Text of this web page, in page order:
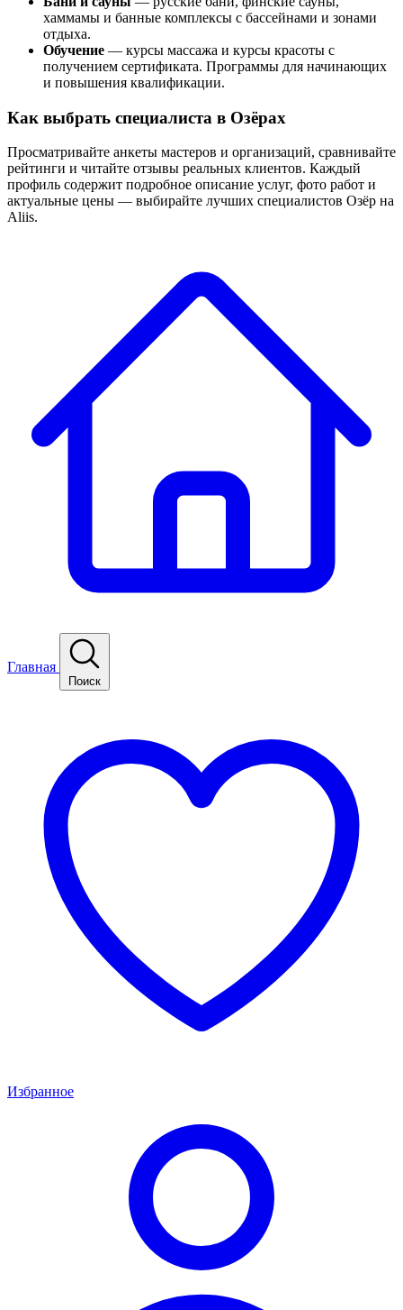
хаммамы и банные комплексы с бассейнами и зонами
отдыха.
Обучение — курсы массажа и курсы красоты с
получением сертификата. Программы для начинающих
и повышения квалификации.
Как выбрать специалиста в Озёрах
Просматривайте анкеты мастеров и организаций, сравнивайте
рейтинги и читайте отзывы реальных клиентов. Каждый
профиль содержит подробное описание услуг, фото работ и
актуальные цены — выбирайте лучших специалистов Озёр на
Aliis.
Главная
Поиск
Избранное